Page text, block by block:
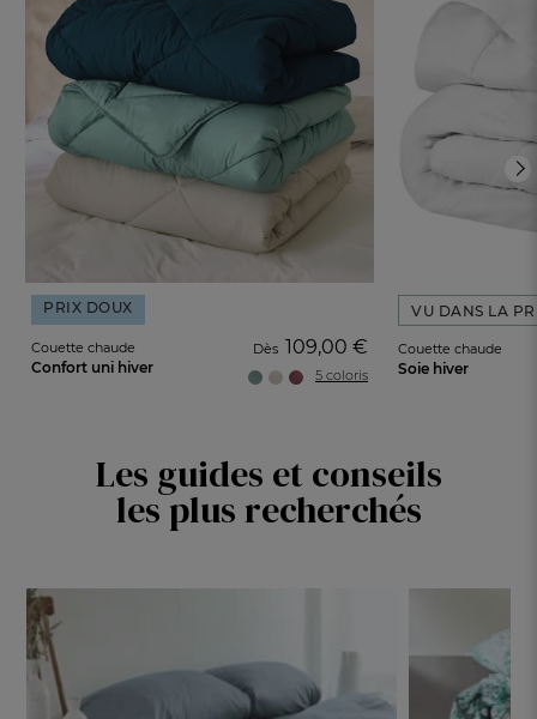
PRIX DOUX
Couette chaude
Confort uni hiver
Dès 109,00 €
5 coloris
VU DANS LA
Couette chaude
Soie hiver
Les guides et conseils
les plus recherchés